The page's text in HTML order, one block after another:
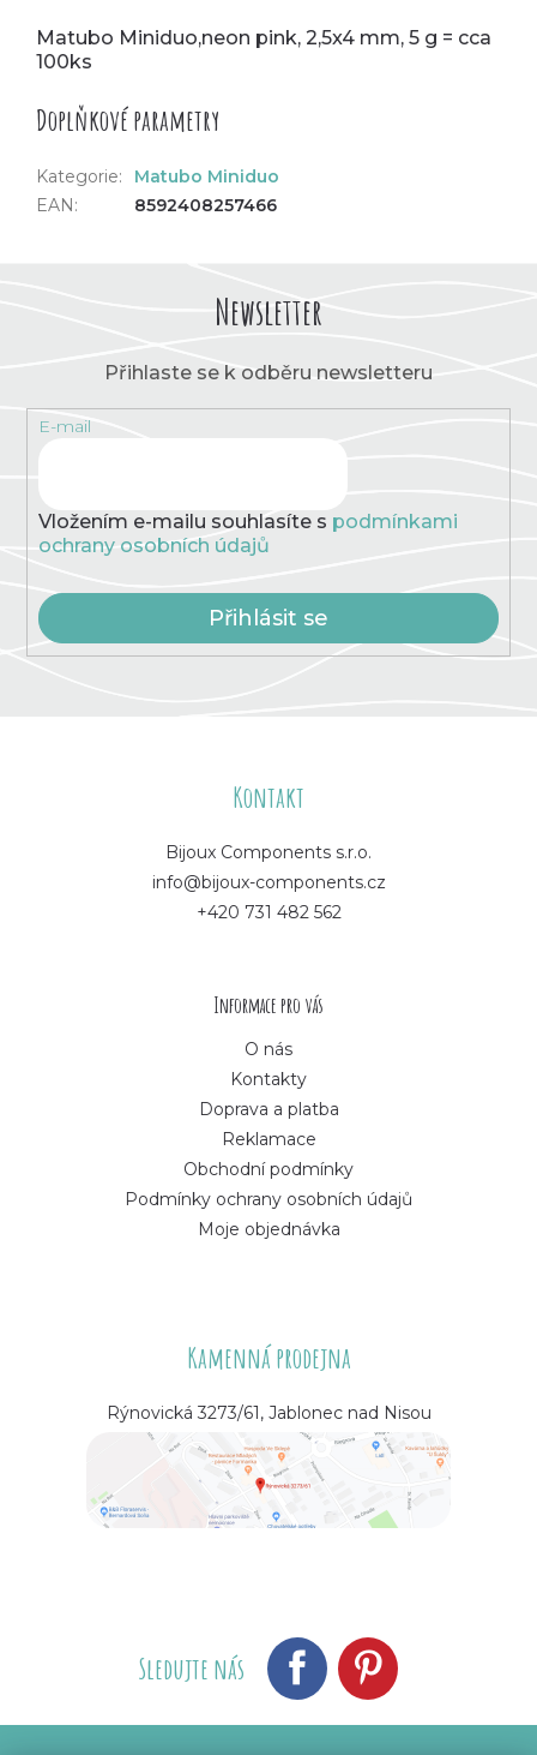
Matubo Miniduo,neon pink, 2,5x4 mm, 5 g = cca
100ks
Doplňkové parametry
Kategorie:
Matubo Miniduo
EAN: 8592408257466
Newsletter
Přihlaste se k odběru newsletteru
E-mail
Vložením e-mailu souhlasíte s podmínkami
ochrany osobních údajů
Přihlásit se
Kontakt
Bijoux Components s.r.o.
info@bijoux-components.cz
+420 731 482 562
Informace pro vás
O nás
Kontakty
Doprava a platba
Reklamace
Obchodní podmínky
Podmínky ochrany osobních údajů
Moje objednávka
Kamenná prodejna
Rýnovická 3273/61, Jablonec nad Nisou
Sledujte nás